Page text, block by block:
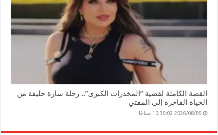
القصة الكاملة لقضية “المخدرات الكبرى”.. رحلة سارة خليفة من
الحياة الفاخرة إلى المفتي
2026/08/05 10:30:02 صباحًا